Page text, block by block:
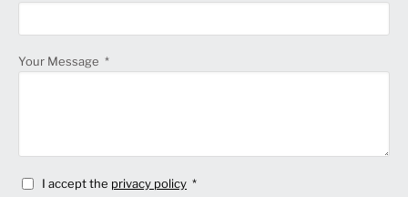
Your Message
I accept the privacy policy